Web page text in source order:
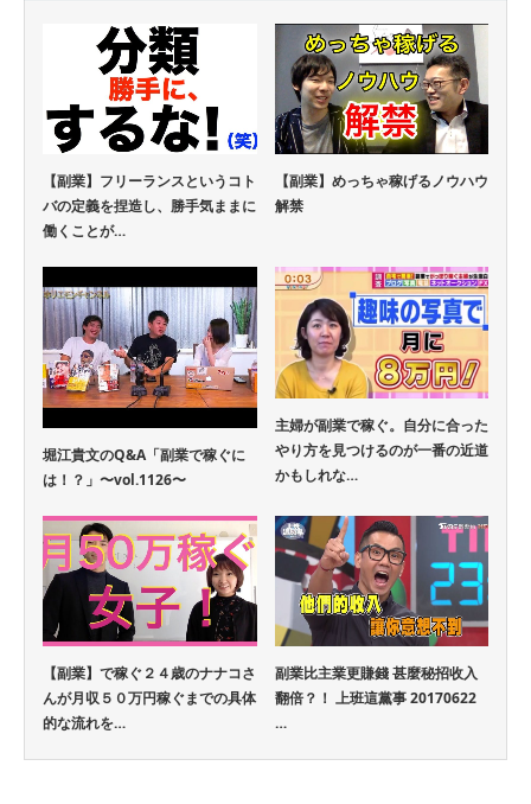
【副業】フリーランスというコト
バの定義を捏造し、勝手気ままに
働くことが…
【副業】めっちゃ稼げるノウハウ
解禁
堀江貴文のQ&A「副業で稼ぐに
は！？」〜vol.1126〜
主婦が副業で稼ぐ。自分に合った
やり方を見つけるのが一番の近道
かもしれな…
【副業】で稼ぐ２４歳のナナコさ
んが月収５０万円稼ぐまでの具体
的な流れを…
副業比主業更賺錢 甚麼秘招收入
翻倍？！ 上班這黨事 20170622
…